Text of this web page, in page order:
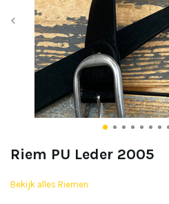
Riem PU Leder 2005
Bekijk alles Riemen